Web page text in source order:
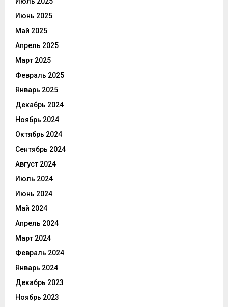
Июнь 2025
Май 2025
Апрель 2025
Март 2025
Февраль 2025
Январь 2025
Декабрь 2024
Ноябрь 2024
Октябрь 2024
Сентябрь 2024
Август 2024
Июль 2024
Июнь 2024
Май 2024
Апрель 2024
Март 2024
Февраль 2024
Январь 2024
Декабрь 2023
Ноябрь 2023